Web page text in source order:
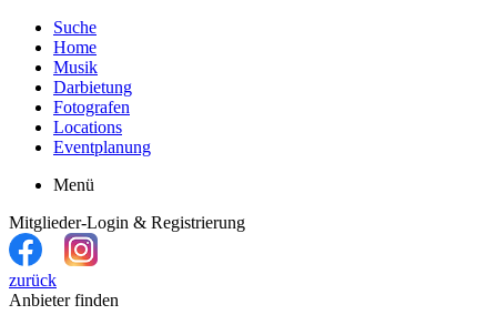
Suche
Home
Musik
Darbietung
Fotografen
Locations
Eventplanung
Menü
Mitglieder-Login & Registrierung
zurück
Anbieter finden